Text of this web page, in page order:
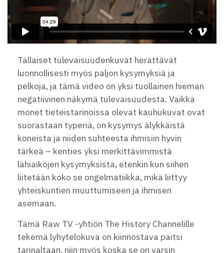
Tällaiset tulevaisuudenkuvat herättävät
luonnollisesti myös paljon kysymyksiä ja
pelkoja, ja tämä video on yksi tuollainen hieman
negatiivinen näkymä tulevaisuudesta. Vaikka
monet tieteistarinoissa olevat kauhukuvat ovat
suorastaan typeriä, on kysymys älykkäistä
koneista ja niiden suhteesta ihmisiin hyvin
tärkeä – kenties yksi merkittävimmistä
lähiaikojen kysymyksistä, etenkin kun siihen
liitetään koko se ongelmatiikka, mikä liittyy
yhteiskuntien muuttumiseen ja ihmisen
asemaan.
Tämä Raw TV -yhtiön The History Channelille
tekemä lyhytelokuva on kiinnostava paitsi
tarinaltaan, niin myös koska se on varsin